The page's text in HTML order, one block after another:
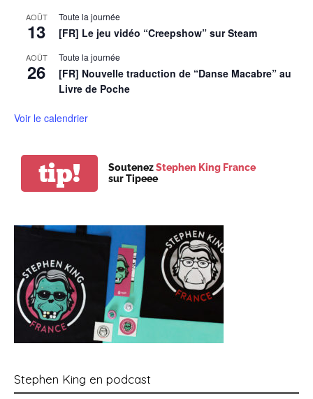
AOÛT
13
Toute la journée
[FR] Le jeu vidéo “Creepshow” sur Steam
AOÛT
26
Toute la journée
[FR] Nouvelle traduction de “Danse Macabre” au
Livre de Poche
Voir le calendrier
tip! SoutenezStephen King France
sur Tipeee
Stephen King en podcast